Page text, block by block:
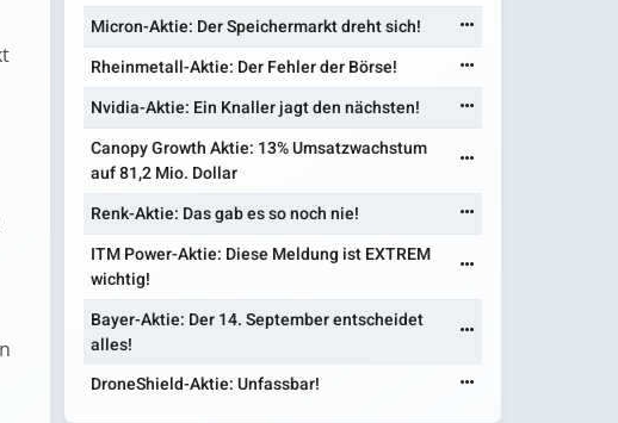
Micron-Aktie: Der Speichermarkt dreht sich!
Rheinmetall-Aktie: Der Fehler der Börse!
Nvidia-Aktie: Ein Knaller jagt den nächsten!
Canopy Growth Aktie: 13% Umsatzwachstum
auf 81,2 Mio. Dollar
Renk-Aktie: Das gab es so noch nie!
ITM Power-Aktie: Diese Meldung ist EXTREM
wichtig!
Bayer-Aktie: Der 14. September entscheidet
alles!
DroneShield-Aktie: Unfassbar!